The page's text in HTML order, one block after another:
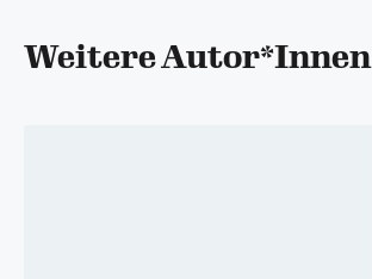
Weitere Autor*Innen